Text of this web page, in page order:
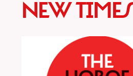
NEW TIMES